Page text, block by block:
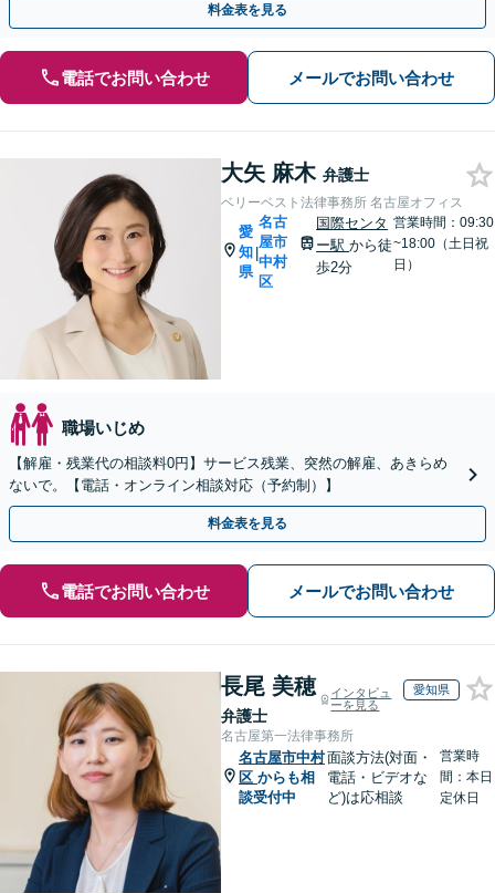
料金表を見る
電話でお問い合わせ メールでお問い合わせ
大矢 麻木 弁護士
ベリーベスト法律事務所 名古屋オフィス
愛
知
県
|
名古
屋市
中村
区
国際センタ
ー駅から徒
歩2分
営業時間：09:30
~18:00（土日祝
日）
職場いじめ
【解雇・残業代の相談料0円】サービス残業、突然の解雇、あきらめ
ないで。【電話・オンライン相談対応（予約制）】
料金表を見る
電話でお問い合わせ メールでお問い合わせ
長尾 美穂
弁護士
インタビュ
ーを見る
愛知県
名古屋第一法律事務所
名古屋市中村
区 からも相
談受付中
面談方法(対面・
電話・ビデオな
ど)は応相談
営業時
間：本日
定休日